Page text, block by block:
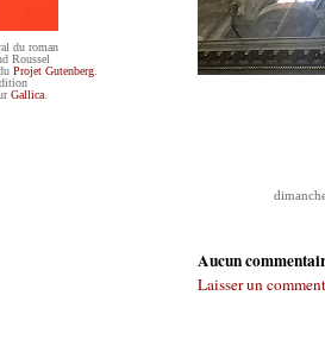
du roman
Roussel
Projet Gutenberg.
Gallica.
Aucun
Laisser un